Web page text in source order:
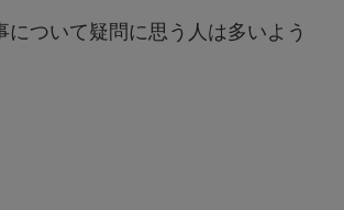
について疑問に思う人は多いよう